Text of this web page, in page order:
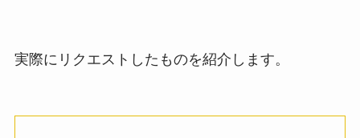
実際にリクエストしたものを紹介します。